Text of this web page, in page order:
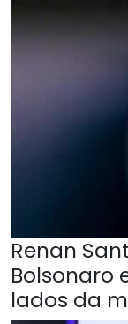
Renan
Bolsonaro
lados da